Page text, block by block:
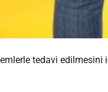
tedavi edilmesini